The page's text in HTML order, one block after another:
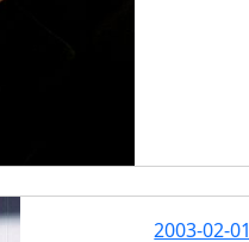
2003-02-01